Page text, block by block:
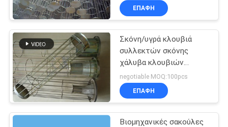
ΈΛΕΓΧΟΣ
ΜΑΣ
ΕΛΆΤΕ
ΣΕ
ΕΠΑΦΉ
ΜΕ
σκόνης
ΕΠΑΦΉ
Σκόνη/υγρά κλουβιά
συλλεκτών σκόνης
χάλυβα κλουβιών
τσαντών φίλτρων
βιομηχανικά
negotiable MOQ:100pcs
ΕΠΑΦΉ
Βιομηχανικές σακούλες